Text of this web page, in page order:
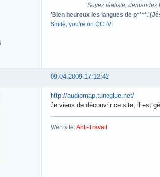
'Soyez réaliste, demandez
'Bien heureux les langues de
Smile, you're on CCTV!
09.04.2009 17:12:42
http://audiomap.tuneglue.net/
Je viens de découvrir ce site, il est
Web site:Anti-Travail